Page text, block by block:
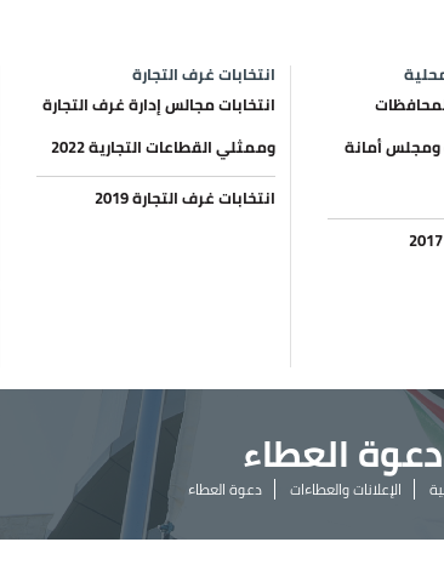
ومجلس أمانة
انتخابات غرف التجارة
انتخابات مجالس إدارة غرف التجارة
وممثلي القطاعات التجارية 2022
انتخابات غرف التجارة 2019
دعوة العطاء
الإعلانات والعطاءات دعوة العطاء